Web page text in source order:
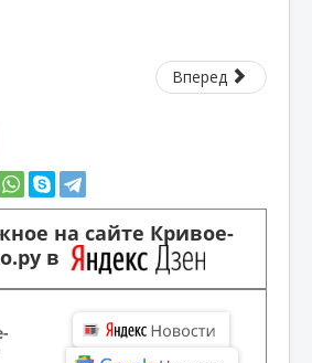
Вперед
на сайте Кривое-
в